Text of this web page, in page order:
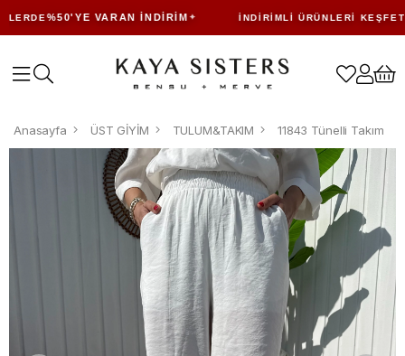
%50'YE VARAN İNDIRIM İNDIRIMLI ÜRÜNLERI KEŞFET
Anasayfa ÜST GİYİM TULUM&TAKIM 11843 Tünelli Takım